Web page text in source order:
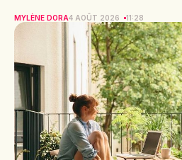
MYLÈNE DORA4 AOÛT 2026 11:28